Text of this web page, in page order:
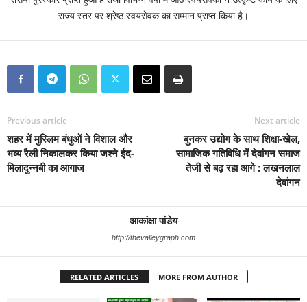
राज्य स्तर पर श्रेष्ठ स्वयंसेवक का सम्मान प्राप्त किया है।
Previous article
शहर में मुस्लिम बंधुओं ने विशाल और
भव्य रैली निकालकर किया जश्ने ईद-
मिलादुन्नबी का आगाज
Next article
बुनकर उद्योग के साथ शिक्षा-खेल,
सामाजिक गतिविधि में देवांगन समाज
तेजी से बढ़ रहा आगे : लखनलाल
देवांगन
आकांक्षा पांडेय
http://thevalleygraph.com
RELATED ARTICLES MORE FROM AUTHOR